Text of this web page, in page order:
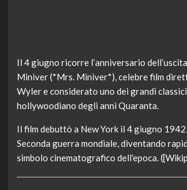
Il 4 giugno ricorre l’anniversario
Miniver (*Mrs. Miniver*), celebre film
Wyler e considerato uno dei grandi
hollywoodiano degli anni Quaranta.
Il film debuttò a New York il 4 giugno
Seconda guerra mondiale, diventando
simbolo cinematografico dell’epoca.